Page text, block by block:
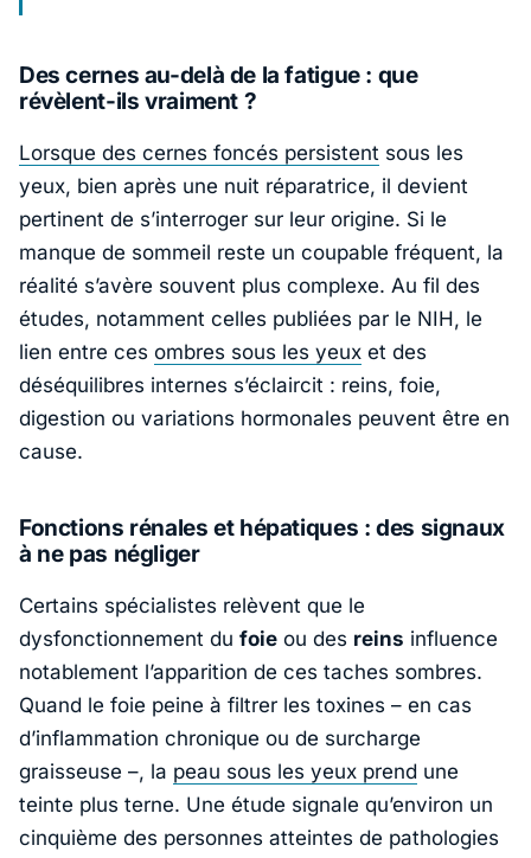
Des cernes au-delà de la fatigue : que
révèlent-ils vraiment ?
Lorsque des cernes foncés persistent sous les
yeux, bien après une nuit réparatrice, il devient
pertinent de s’interroger sur leur origine. Si le
manque de sommeil reste un coupable fréquent, la
réalité s’avère souvent plus complexe. Au fil des
études, notamment celles publiées par le NIH, le
lien entre ces ombres sous les yeux et des
déséquilibres internes s’éclaircit : reins, foie,
digestion ou variations hormonales peuvent être en
cause.
Fonctions rénales et hépatiques : des signaux
à ne pas négliger
Certains spécialistes relèvent que le
dysfonctionnement du foie ou des reins influence
notablement l’apparition de ces taches sombres.
Quand le foie peine à filtrer les toxines – en cas
d’inflammation chronique ou de surcharge
graisseuse –, la peau sous les yeux prend une
teinte plus terne. Une étude signale qu’environ un
cinquième des personnes atteintes de pathologies